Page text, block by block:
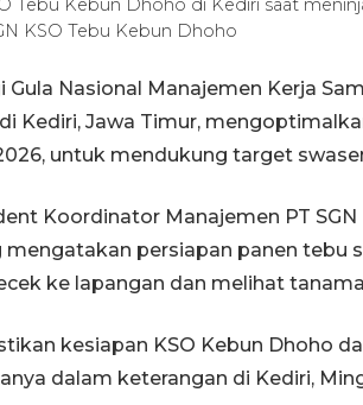
Tebu Kebun Dhoho di Kediri saat
KSO Tebu Kebun Dhoho
Gula Nasional Manajemen Kerja
Kediri, Jawa Timur,
untuk mendukung target
Koordinator Manajemen PT
mengatakan persiapan panen tebu
ke lapangan dan melihat
kesiapan KSO Kebun Dhoho
dalam keterangan di Kediri,